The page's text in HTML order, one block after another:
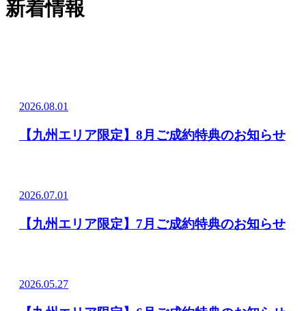
新着情報
2026.08.01
【九州エリア限定】8月ご成約特典のお知らせ
2026.07.01
【九州エリア限定】7月ご成約特典のお知らせ
2026.05.27